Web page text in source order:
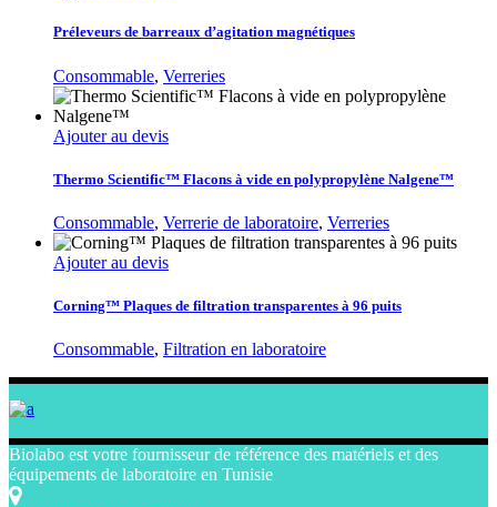
Préleveurs de barreaux d’agitation magnétiques
Consommable, Verreries
Ajouter au devis
Thermo Scientific™ Flacons à vide en polypropylène Nalgene™
Consommable, Verrerie de laboratoire, Verreries
Ajouter au devis
Corning™ Plaques de filtration transparentes à 96 puits
Consommable, Filtration en laboratoire
Biolabo est votre fournisseur de référence des matériels et des
équipements de laboratoire en Tunisie